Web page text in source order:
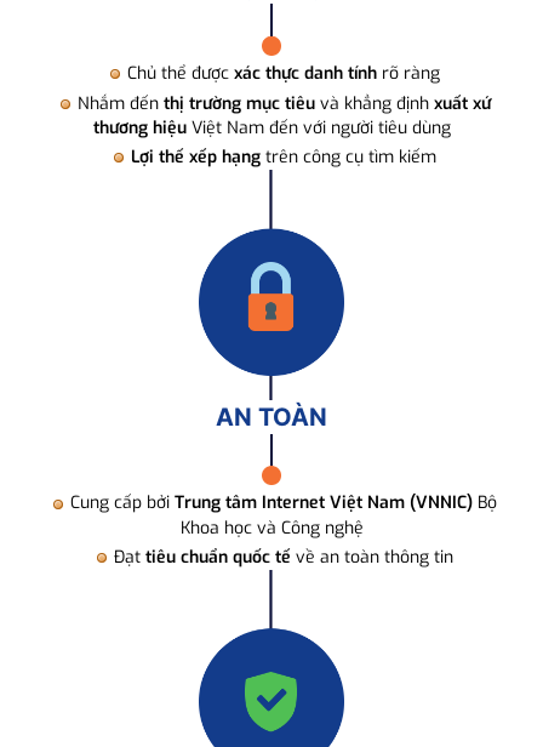
Chủ thể được xác thực danh tính rõ ràng
Nhắm đến thị trường mục tiêuvà khẳng định xuất xứ
thương hiệuViệt Nam đến với người tiêu dùng
Lợi thế xếp hạng trên công cụ tìm kiếm
AN TOÀN
Cung cấp bởi Trung tâm Internet Việt Nam (VNNIC) Bộ
Khoa học và Công nghệ
Đạt tiêu chuẩn quốc tế về an toàn thông tin